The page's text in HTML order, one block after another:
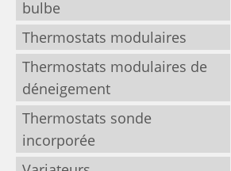
bulbe
Thermostats modulaires
Thermostats modulaires de
déneigement
Thermostats sonde
incorporée